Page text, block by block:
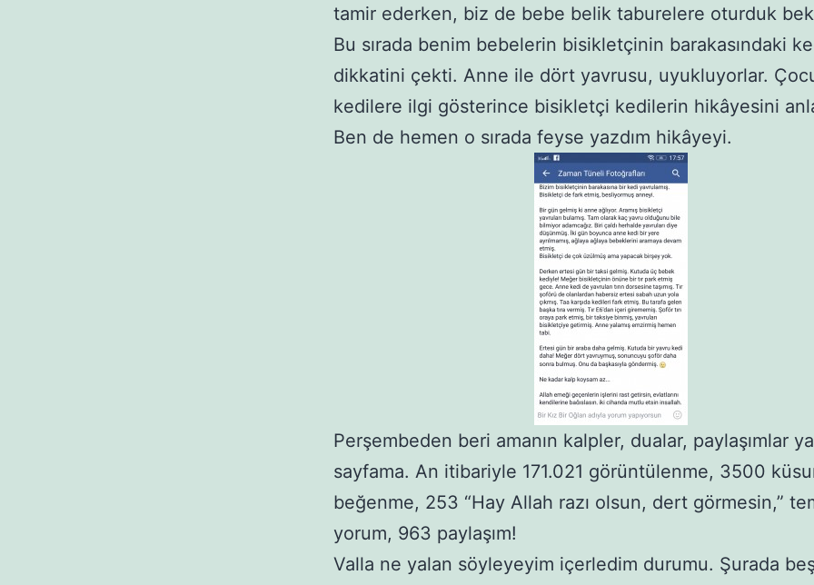
tamir ederken, biz de bebe belik taburelere oturduk
Bu sırada benim bebelerin bisikletçinin barakasındaki
dikkatini çekti. Anne ile dört yavrusu, uyukluyorlar.
kedilere ilgi gösterince bisikletçi kedilerin hikâyesini
Ben de hemen o sırada feyse yazdım hikâyeyi.
Perşembeden beri amanın kalpler, dualar, paylaşımlar
sayfama. An itibariyle 171.021 görüntülenme, 3500
beğenme, 253 “Hay Allah razı olsun, dert görmesin,”
yorum, 963 paylaşım!
Valla ne yalan söyleyeyim içerledim durumu. Şurada